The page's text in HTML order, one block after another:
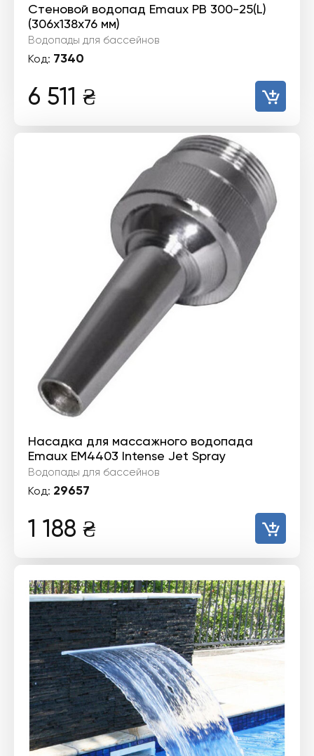
Стеновой водопад Emaux PB 300-25(L)
(306х138х76 мм)
Водопады для бассейнов
Код: 7340
6 511 ₴
Насадка для массажного водопада
Emaux EM4403 Intense Jet Spray
Водопады для бассейнов
Код: 29657
1 188 ₴